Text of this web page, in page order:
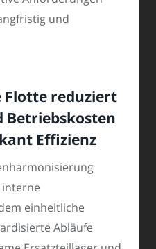
und
reduziert
Betriebskosten
Effizienz
einheitliche
Abläufe